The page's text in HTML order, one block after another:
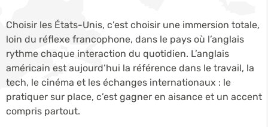
Choisir les États-Unis, c’est choisir une immersion totale,
loin du réflexe francophone, dans le pays où l’anglais
rythme chaque interaction du quotidien. L’anglais
américain est aujourd’hui la référence dans le travail, la
tech, le cinéma et les échanges internationaux : le
pratiquer sur place, c’est gagner en aisance et un accent
compris partout.